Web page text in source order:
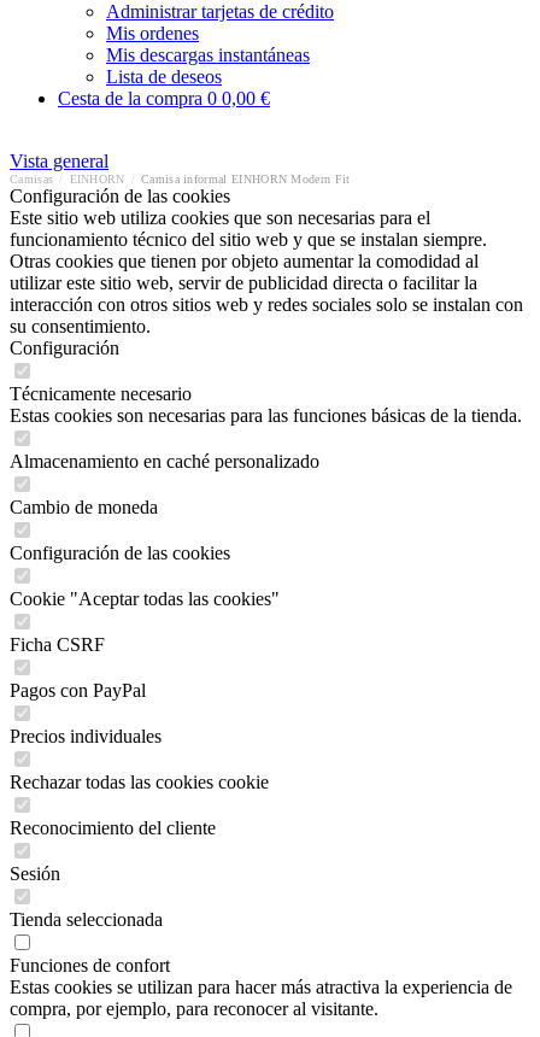
Administrar tarjetas de crédito
Mis ordenes
Mis descargas instantáneas
Lista de deseos
Cesta de la compra 0 0,00 €
Vista general
Camisas EINHORN Camisa informal EINHORN Modern Fit
Configuración de las cookies
Este sitio web utiliza cookies que son necesarias para el
funcionamiento técnico del sitio web y que se instalan siempre.
Otras cookies que tienen por objeto aumentar la comodidad al
utilizar este sitio web, servir de publicidad directa o facilitar la
interacción con otros sitios web y redes sociales solo se instalan con
su consentimiento.
Configuración
Técnicamente necesario
Estas cookies son necesarias para las funciones básicas de la tienda.
Almacenamiento en caché personalizado
Cambio de moneda
Configuración de las cookies
Cookie "Aceptar todas las cookies"
Ficha CSRF
Pagos con PayPal
Precios individuales
Rechazar todas las cookies cookie
Reconocimiento del cliente
Sesión
Tienda seleccionada
Funciones de confort
Estas cookies se utilizan para hacer más atractiva la experiencia de
compra, por ejemplo, para reconocer al visitante.